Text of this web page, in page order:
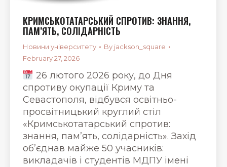
КРИМСЬКОТАТАРСЬКИЙ СПРОТИВ: ЗНАННЯ,
ПАМ’ЯТЬ, СОЛІДАРНІСТЬ
Новини університету By jackson_square
February 27, 2026
26 лютого 2026 року, до Дня
спротиву окупації Криму та
Севастополя, відбувся освітньо-
просвітницький круглий стіл
«Кримськотатарський спротив:
знання, пам’ять, солідарність». Захід
об’єднав майже 50 учасників:
викладачів і студентів МДПУ імені